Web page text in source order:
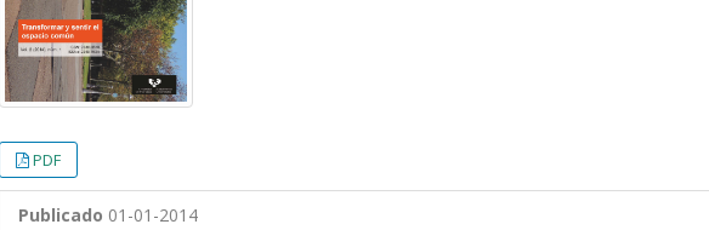
PDF
Publicado 01-01-2014